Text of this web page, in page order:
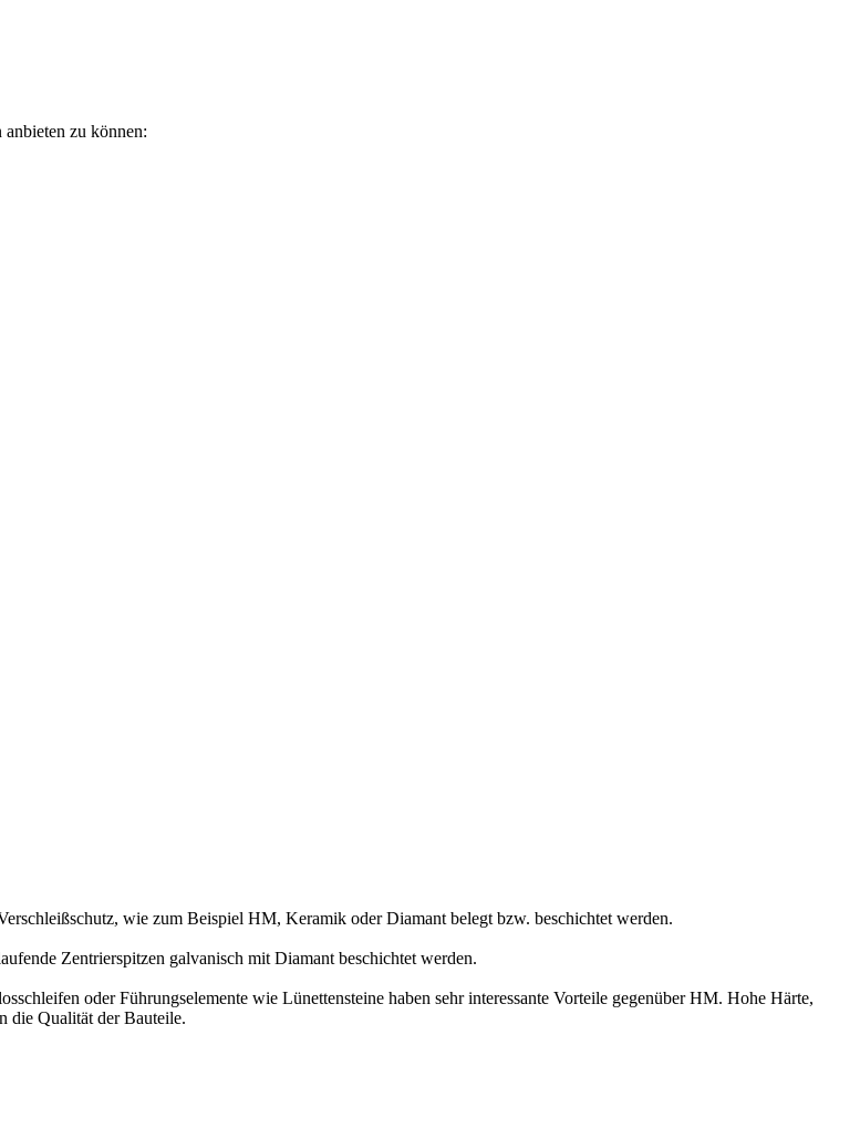
zu können:
wie zum Beispiel HM, Keramik oder Diamant belegt bzw. beschichtet werden.
Zentrierspitzen galvanisch mit Diamant beschichtet werden.
oder Führungselemente wie Lünettensteine haben sehr interessante Vorteile gegenüber HM. Hohe Härte,
die Qualität der Bauteile.